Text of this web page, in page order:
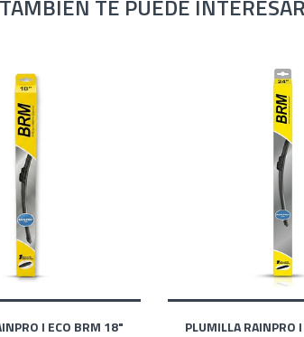
TAMBIÉN TE PUEDE
I ECO BRM 18" PLUMILLA RAINPRO